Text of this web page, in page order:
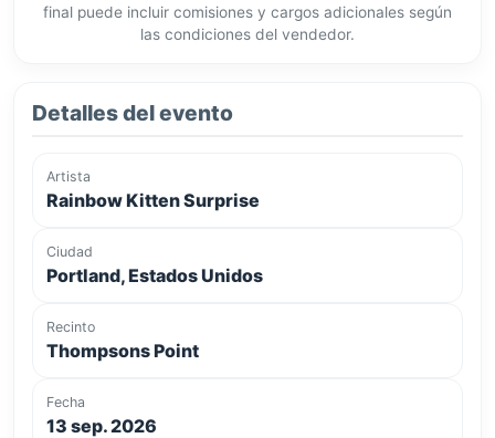
final puede incluir comisiones y cargos adicionales según
las condiciones del vendedor.
Detalles del evento
Artista
Rainbow Kitten Surprise
Ciudad
Portland, Estados Unidos
Recinto
Thompsons Point
Fecha
13 sep. 2026